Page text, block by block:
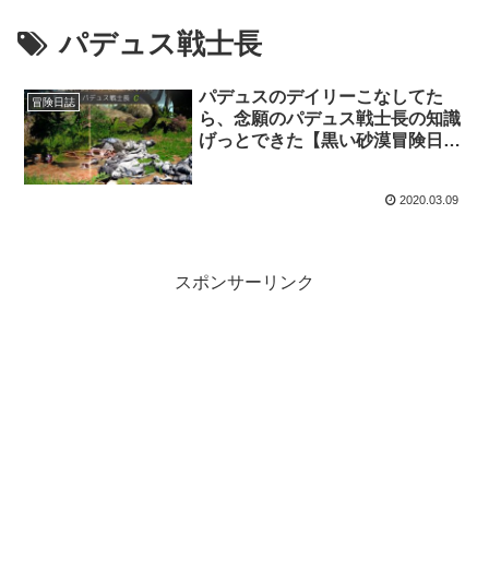
パデュス戦士長
冒険日誌
パデュスのデイリーこなしてた
ら、念願のパデュス戦士長の知識
げっとできた【黒い砂漠冒険日誌
2020.03.09
スポンサーリンク